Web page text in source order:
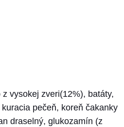
vysokej zveri(12%), batáty,
pečeň, koreň čakanky
draselný, glukozamín (z